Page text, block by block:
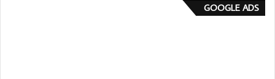
GOOGLE ADS